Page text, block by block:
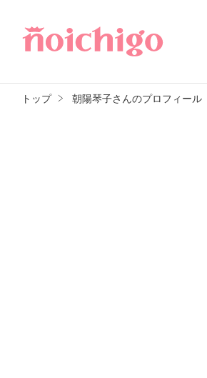
トップ 朝陽琴子さんのプロフィール